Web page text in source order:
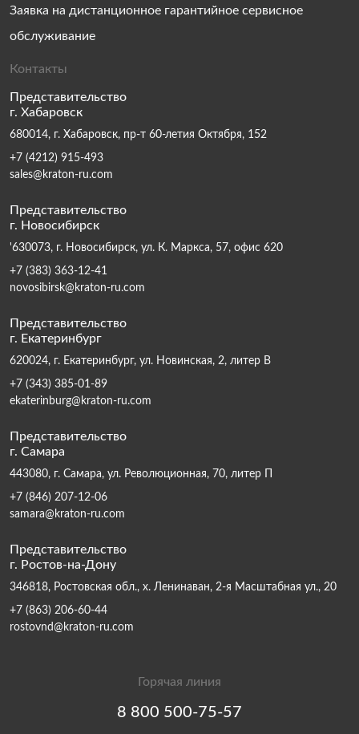
Заявка на дистанционное гарантийное сервисное
обслуживание
Контакты
Представительство
г. Хабаровск
680014, г. Хабаровск, пр-т 60-летия Октября, 152
+7 (4212) 915-493
sales@kraton-ru.com
Представительство
г. Новосибирск
'630073, г. Новосибирск, ул. К. Маркса, 57, офис 620
+7 (383) 363-12-41
novosibirsk@kraton-ru.com
Представительство
г. Екатеринбург
620024, г. Екатеринбург, ул. Новинская, 2, литер В
+7 (343) 385-01-89
ekaterinburg@kraton-ru.com
Представительство
г. Самара
443080, г. Самара, ул. Революционная, 70, литер П
+7 (846) 207-12-06
samara@kraton-ru.com
Представительство
г. Ростов-на-Дону
346818, Ростовская обл., х. Ленинаван, 2-я Масштабная ул., 20
+7 (863) 206-60-44
rostovnd@kraton-ru.com
Горячая линия
8 800 500-75-57